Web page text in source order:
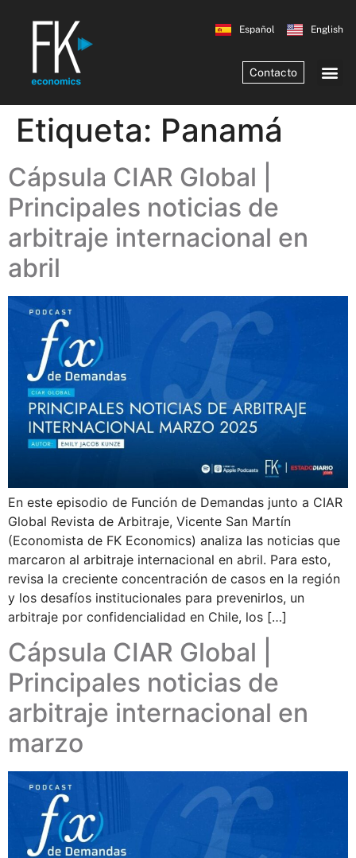
Español English
Contacto
Etiqueta: Panamá
Cápsula CIAR Global |
Principales noticias de
arbitraje internacional en
abril
En este episodio de Función de Demandas junto a CIAR
Global Revista de Arbitraje, Vicente San Martín
(Economista de FK Economics) analiza las noticias que
marcaron al arbitraje internacional en abril. Para esto,
revisa la creciente concentración de casos en la región
y los desafíos institucionales para prevenirlos, un
arbitraje por confidencialidad en Chile, los […]
Cápsula CIAR Global |
Principales noticias de
arbitraje internacional en
marzo